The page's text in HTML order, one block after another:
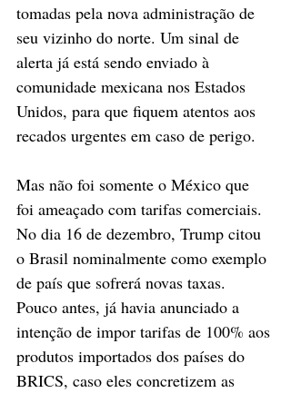
tomadas pela nova administração de
seu vizinho do norte. Um sinal de
alerta já está sendo enviado à
comunidade mexicana nos Estados
Unidos, para que fiquem atentos aos
recados urgentes em caso de perigo.
Mas não foi somente o México que
foi ameaçado com tarifas comerciais.
No dia 16 de dezembro, Trump citou
o Brasil nominalmente como exemplo
de país que sofrerá novas taxas.
Pouco antes, já havia anunciado a
intenção de impor tarifas de 100% aos
produtos importados dos países do
BRICS, caso eles concretizem as